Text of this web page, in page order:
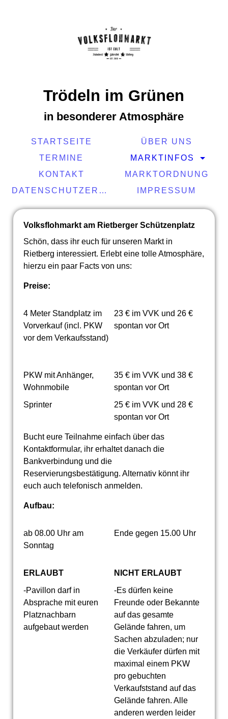
Trödeln im Grünen
in besonderer Atmosphäre
STARTSEITE
ÜBER UNS
TERMINE
MARKTINFOS
KONTAKT
MARKTORDNUNG
DATENSCHUTZERKLÄRUNG
IMPRESSUM
Volksflohmarkt am Rietberger Schützenplatz
Schön, dass ihr euch für unseren Markt in
Rietberg interessiert. Erlebt eine tolle Atmosphäre,
hierzu ein paar Facts von uns:
Preise:
4 Meter Standplatz im
Vorverkauf (incl. PKW
vor dem Verkaufsstand)
23 € im VVK und 26 €
spontan vor Ort
PKW mit Anhänger,
Wohnmobile
35 € im VVK und 38 €
spontan vor Ort
Sprinter
25 € im VVK und 28 €
spontan vor Ort
Bucht eure Teilnahme einfach über das
Kontaktformular, ihr erhaltet danach die
Bankverbindung und die
Reservierungsbestätigung. Alternativ könnt ihr
euch auch telefonisch anmelden.
Aufbau:
ab 08.00 Uhr am
Sonntag
Ende gegen 15.00 Uhr
ERLAUBT
NICHT ERLAUBT
-Pavillon darf in
Absprache mit euren
Platznachbarn
aufgebaut werden
-Es dürfen keine
Freunde oder Bekannte
auf das gesamte
Gelände fahren, um
Sachen abzuladen; nur
die Verkäufer dürfen mit
maximal einem PKW
pro gebuchten
Verkaufststand auf das
Gelände fahren. Alle
anderen werden leider